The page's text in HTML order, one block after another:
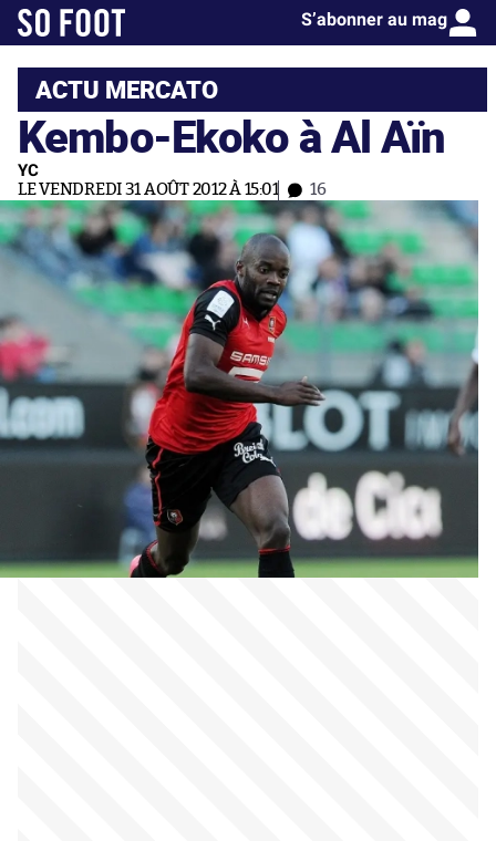
S’abonner au mag
ACTU MERCATO
Kembo-Ekoko à Al Aïn
YC
LE VENDREDI 31 AOÛT 2012 À 15:01 16